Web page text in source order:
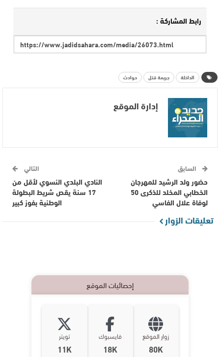
رابط المشاركة :
الداخلة جريمة قتل حوادث
إدارة الموقع
السابق
حضور ولد الرشيد للمهرجان
الخطابي المخلد للذكرى 50
لوفاة علال الفاسي
التالي
النادي البلدي النسوي لأقل من
17 سنة يقص شريط البطولة
الوطنية بفوز كبير
تعليقات الزوار
إحصائيات الموقع
زوار الموقع
80K
فايسبوك
18K
تويتر
11K